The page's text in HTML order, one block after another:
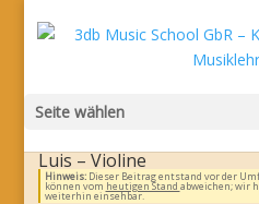
Seite wählen
Luis – Violine
Hinweis:Dieser Beitrag entstand vor der
können vom heutigen Stand abweichen; wir
weiterhin einsehbar.